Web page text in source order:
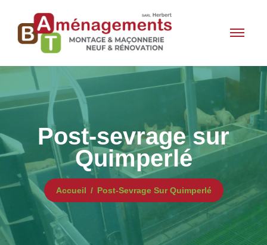
Post-sevrage sur
Quimperlé
Accueil Post-Sevrage Sur Quimperlé